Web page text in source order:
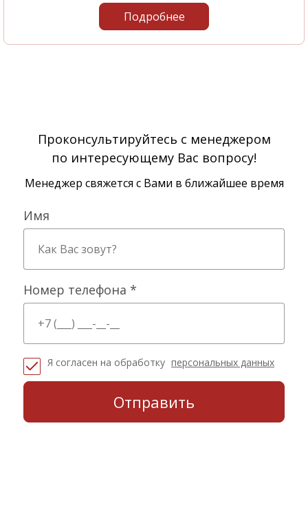
Подробнее
Проконсультируйтесь с менеджером
по интересующему Вас вопросу!
Менеджер свяжется с Вами в ближайшее время
Имя
Номер телефона *
Я согласен на обработку персональных данных